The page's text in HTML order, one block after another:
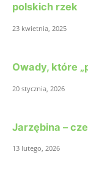
polskich rzek
23 kwietnia, 2025
Owady, które
20 stycznia, 2026
Jarzębina –
13 lutego, 2026